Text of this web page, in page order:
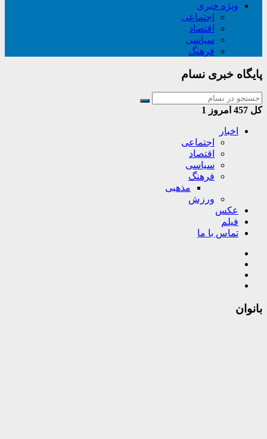
ویژه خبری
اجتماعی
اقتصاد
سیاسی
فرهنگ
پایگاه خبری نسام
کل امروز 1
اخبار
اجتماعی
اقتصاد
سیاسی
فرهنگ
مذهبی
ورزش
عکس
فیلم
تماس با ما
بانوان